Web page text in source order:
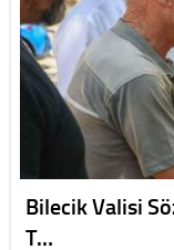
Bilecik Valisi
T…